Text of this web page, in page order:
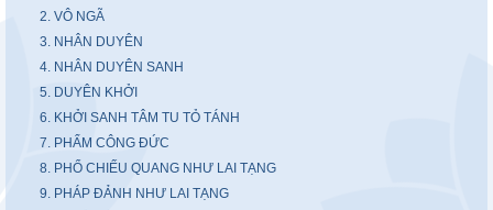
2. VÔ NGÃ
3. NHÂN DUYÊN
4. NHÂN DUYÊN SANH
5. DUYÊN KHỞI
6. KHỞI SANH TÂM TU TỎ TÁNH
7. PHẨM CÔNG ĐỨC
8. PHỔ CHIẾU QUANG NHƯ LAI TẠNG
9. PHÁP ĐẢNH NHƯ LAI TẠNG